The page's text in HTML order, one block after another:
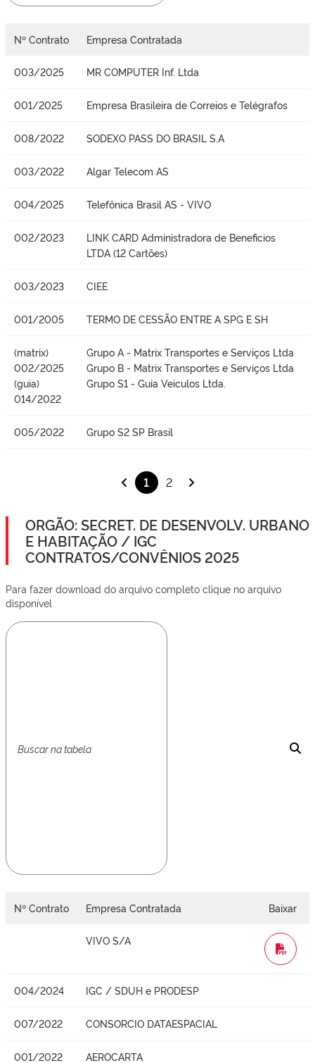
Nº Contrato Empresa Contratada
003/2025 MR COMPUTER Inf. Ltda
001/2025 Empresa Brasileira de Correios e Telégrafos
008/2022 SODEXO PASS DO BRASIL S.A
003/2022 Algar Telecom AS
004/2025 Telefônica Brasil AS - VIVO
002/2023
LINK CARD Administradora de Beneficios
LTDA (12 Cartões)
003/2023 CIEE
001/2005 TERMO DE CESSÃO ENTRE A SPG E SH
(matrix)
002/2025
(guia)
014/2022
Grupo A - Matrix Transportes e Serviços Ltda
Grupo B - Matrix Transportes e Serviços Ltda
Grupo S1 - Guia Veiculos Ltda.
005/2022 Grupo S2 SP Brasil
1 2
ORGÃO: SECRET. DE DESENVOLV. URBANO
E HABITAÇÃO / IGC
CONTRATOS/CONVÊNIOS 2025
Para fazer download do arquivo completo clique no arquivo
disponível
Nº Contrato Empresa Contratada Baixar
VIVO S/A
WORD
004/2024 IGC / SDUH e PRODESP
007/2022 CONSORCIO DATAESPACIAL
001/2022 AEROCARTA